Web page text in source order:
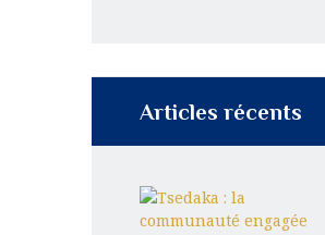
Articles récents